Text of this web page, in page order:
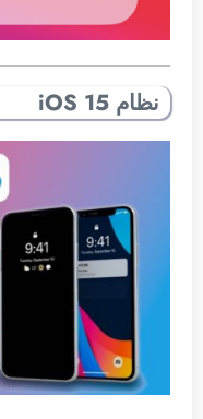
نظام iOS 15